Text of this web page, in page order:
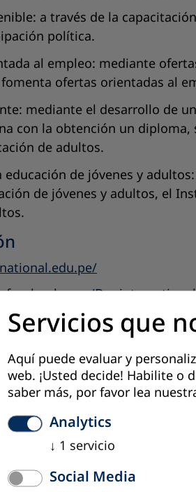
a través de la
política.
al empleo: mediante
ofertas orientadas al
mediante el desarrollo de
con la obtención un
de adultos.
de jóvenes y
de jóvenes y adultos, el
curricular
Alfabetización,
Región Puno.
en EPJA
Servicios que
Aquí puede evaluar y
web. ¡Usted decide! Habilite o
saber más, por favor lea
Analytics
↓ 1 servicio
Social Media